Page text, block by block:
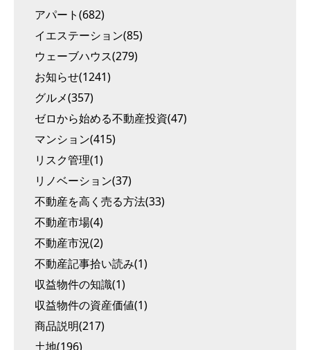
アパート(682)
イエステーション(85)
ウェーブハウス(279)
お知らせ(1241)
グルメ(357)
ゼロから始める不動産投資(47)
マンション(415)
リスク管理(1)
リノベーション(37)
不動産を高く売る方法(33)
不動産市場(4)
不動産市況(2)
不動産記事拾い読み(1)
収益物件の知識(1)
収益物件の資産価値(1)
商品説明(217)
土地(196)